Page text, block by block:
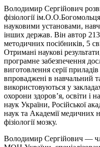
Володимир Сергійович
фізіології
науковими установами,
інших держав. Він автор
методичних посібників, 5
Отримані наукові
програмне забезпечення
виготовлення серії
впроваджені в навчальний
використовуються у
охорони здоров’я, освіти і
наук України, Російської
наук та Академії медичних
фізіології мозку.
Володимир Сергійович —